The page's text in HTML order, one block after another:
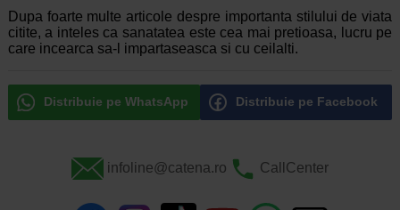
Dupa foarte multe articole despre importanta stilului de viata
citite, a inteles ca sanatatea este cea mai pretioasa, lucru pe
care incearca sa-l impartaseasca si cu ceilalti.
Distribuie pe WhatsApp Distribuie pe Facebook
infoline@catena.ro CallCenter